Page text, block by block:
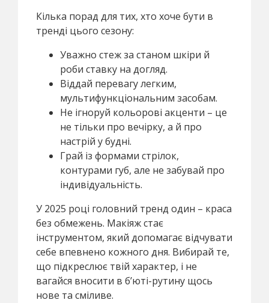
Кілька порад для тих, хто хоче бути в
тренді цього сезону:
Уважно стеж за станом шкіри й
роби ставку на догляд.
Віддай перевагу легким,
мультифункціональним засобам.
Не ігноруй кольорові акценти – це
не тільки про вечірку, а й про
настрій у будні.
Грай із формами стрілок,
контурами губ, але не забувай про
індивідуальність.
У 2025 році головний тренд один – краса
без обмежень. Макіяж стає
інструментом, який допомагає відчувати
себе впевнено кожного дня. Вибирай те,
що підкреслює твій характер, і не
вагайся вносити в б’юті-рутинy щось
нове та сміливе.